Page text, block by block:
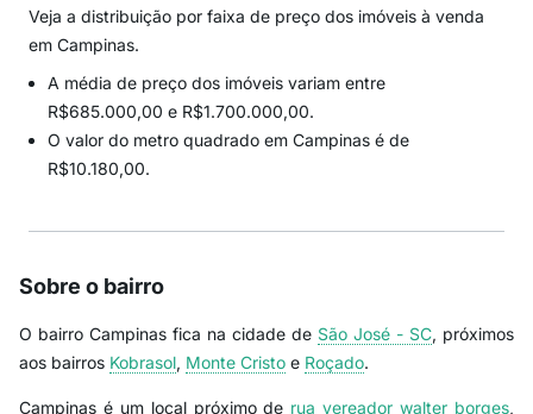
Veja a distribuição por faixa de preço dos imóveis à venda
em Campinas.
A média de preço dos imóveis variam entre
R$685.000,00 e R$1.700.000,00.
O valor do metro quadrado em Campinas é de
R$10.180,00.
Sobre o bairro
O bairro Campinas fica na cidade de São José - SC, próximos
aos bairros Kobrasol, Monte Cristo e Roçado.
Campinas é um local próximo de rua vereador walter borges,